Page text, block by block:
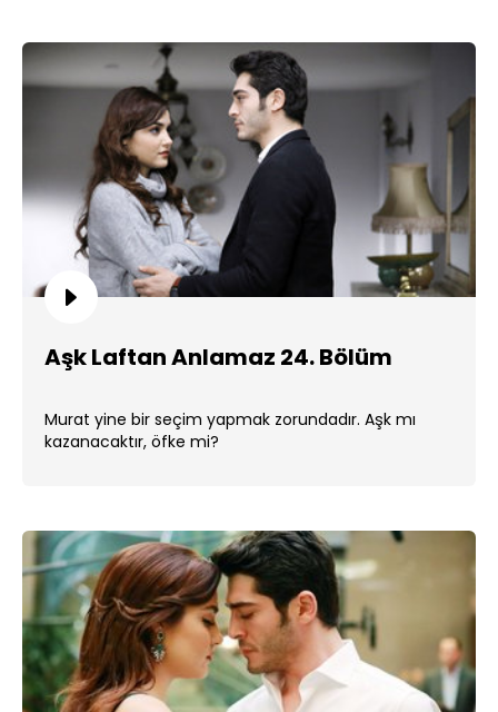
Aşk Laftan Anlamaz 24. Bölüm
Murat yine bir seçim yapmak zorundadır. Aşk mı
kazanacaktır, öfke mi?